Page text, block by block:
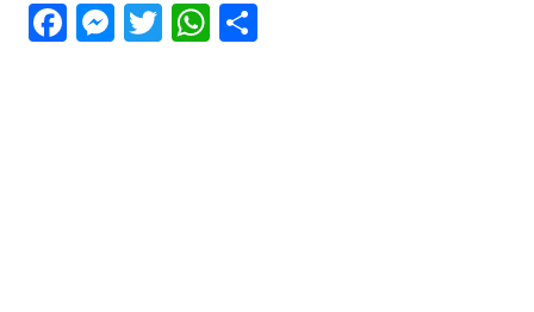
Facebook
Messenger
TwitterWhatsApp